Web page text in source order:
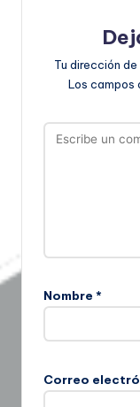
Tu dirección
Los campos
Nombre *
Correo